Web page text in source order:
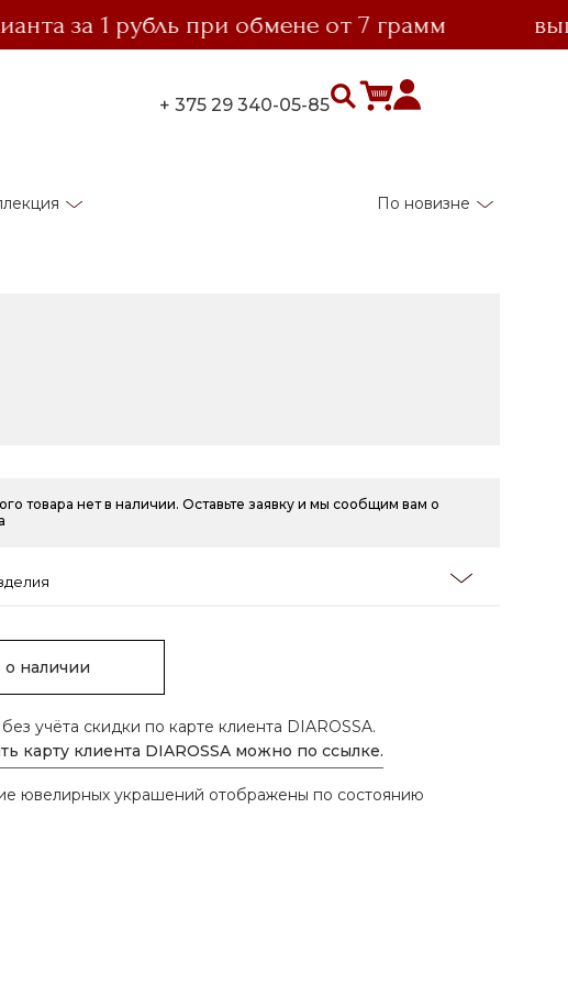
за 1 рубль при обмене от 7 грамм
+ 375 29 340-05-85
По новизне
товара нет в наличии. Оставьте заявку и мы сообщим вам о
наличии
учёта скидки по карте клиента DIAROSSA.
карту клиента DIAROSSA можно по ссылке.
ювелирных украшений отображены по состоянию